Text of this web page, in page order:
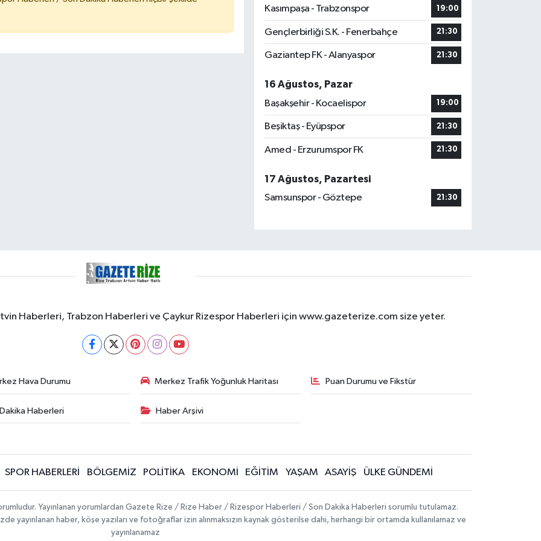
Kasımpaşa - Trabzonspor 19:00
Gençlerbirliği S.K. - Fenerbahçe 21:30
Gaziantep FK - Alanyaspor 21:30
16 Ağustos, Pazar
Başakşehir - Kocaelispor
19:00
Beşiktaş - Eyüpspor 21:30
Amed - Erzurumspor FK 21:30
17 Ağustos, Pazartesi
Samsunspor - Göztepe
21:30
Haberleri, Trabzon Haberleri ve Çaykur Rizespor Haberleri için www.gazeterize.com size yeter.
Hava Durumu Merkez Trafik Yoğunluk Haritası Puan Durumu ve Fikstür
Haberleri Haber Arşivi
SPOR HABERLERİ BÖLGEMİZ POLİTİKA EKONOMİ EĞİTİM YAŞAM ASAYİŞ ÜLKE GÜNDEMİ
Yayınlanan yorumlardan Gazete Rize / Rize Haber / Rizespor Haberleri / Son Dakika Haberleri sorumlu tutulamaz.
yayınlanan haber, köşe yazıları ve fotoğraflar izin alınmaksızın kaynak gösterilse dahi, herhangi bir ortamda kullanılamaz ve
yayınlanamaz